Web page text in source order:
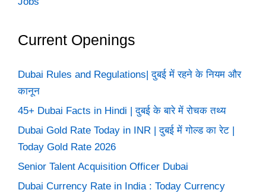
Current Openings
Dubai Rules and Regulations| दुबई में रहने के नियम और
कानून
45+ Dubai Facts in Hindi | दुबई के बारे में रोचक तथ्य
Dubai Gold Rate Today in INR | दुबई में गोल्ड का रेट |
Today Gold Rate 2026
Senior Talent Acquisition Officer Dubai
Dubai Currency Rate in India : Today Currency